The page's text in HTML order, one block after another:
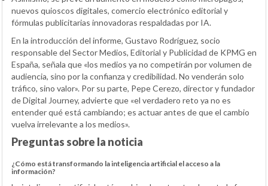
nuevos quioscos digitales, comercio electrónico editorial y
fórmulas publicitarias innovadoras respaldadas por IA.
En la introducción del informe, Gustavo Rodríguez, socio
responsable del Sector Medios, Editorial y Publicidad de KPMG en
España, señala que «los medios ya no competirán por volumen de
audiencia, sino por la confianza y credibilidad. No venderán solo
tráfico, sino valor». Por su parte, Pepe Cerezo, director y fundador
de Digital Journey, advierte que «el verdadero reto ya no es
entender qué está cambiando; es actuar antes de que el cambio
vuelva irrelevante a los medios».
Preguntas sobre la noticia
¿Cómo está transformando la inteligencia artificial el acceso a la
información?